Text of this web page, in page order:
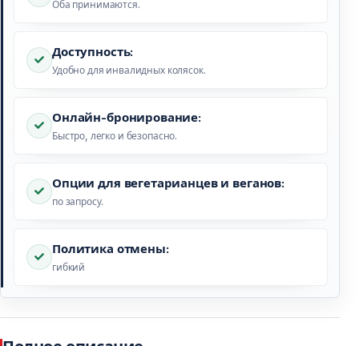
Оба принимаются.
Доступность:
Удобно для инвалидных колясок.
Онлайн-бронирование:
Быстро, легко и безопасно.
Опции для вегетарианцев и веганов:
по запросу.
Политика отмены:
гибкий